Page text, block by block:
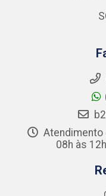
Atendimento
08h às